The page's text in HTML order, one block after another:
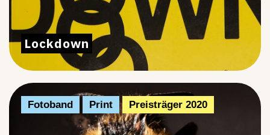
Lockdown
Fotoband Print Preisträger 2020